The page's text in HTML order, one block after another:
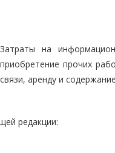
Затраты на
приобретение прочих
связи, аренду и
редакции: